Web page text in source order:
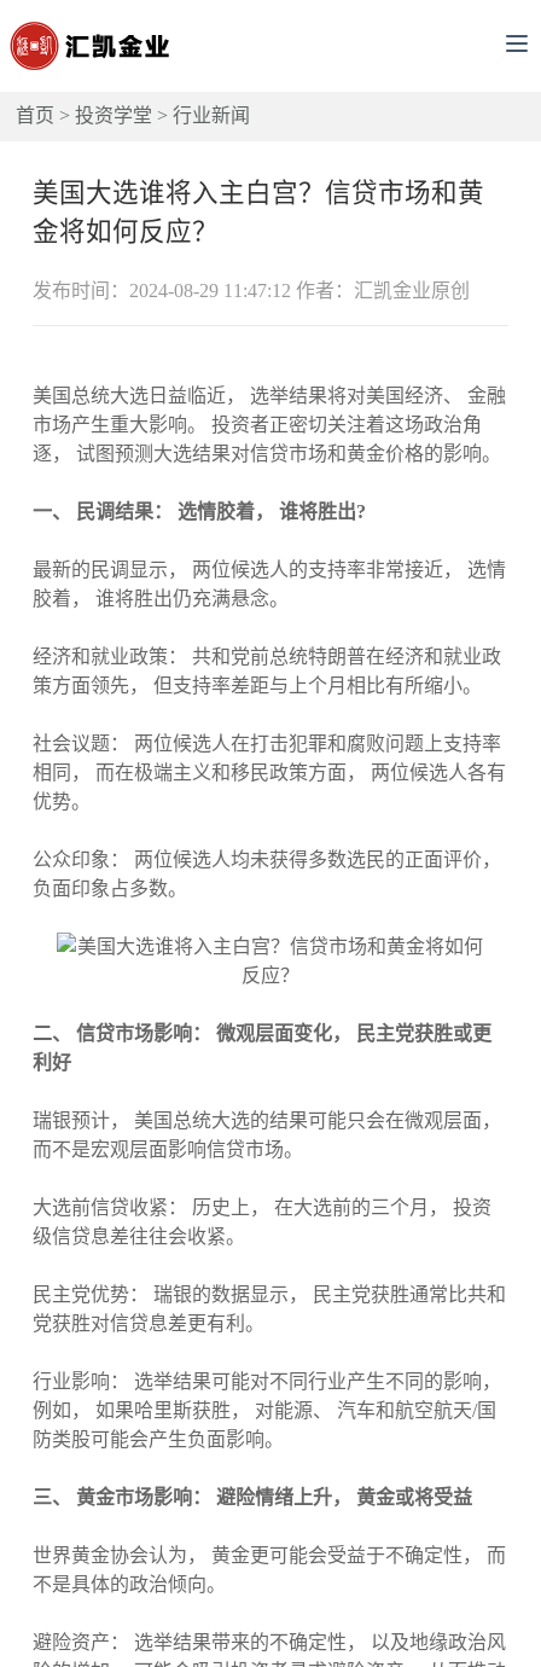
首页 >投资学堂 >行业新闻
美国大选谁将入主白宫？信贷市场和黄
金将如何反应？
发布时间：2024-08-29 11:47:12 作者：汇凯金业原创
美国总统大选日益临近， 选举结果将对美国经济、 金融
市场产生重大影响。 投资者正密切关注着这场政治角
逐， 试图预测大选结果对信贷市场和黄金价格的影响。
一、 民调结果： 选情胶着， 谁将胜出?
最新的民调显示， 两位候选人的支持率非常接近， 选情
胶着， 谁将胜出仍充满悬念。
经济和就业政策： 共和党前总统特朗普在经济和就业政
策方面领先， 但支持率差距与上个月相比有所缩小。
社会议题： 两位候选人在打击犯罪和腐败问题上支持率
相同， 而在极端主义和移民政策方面， 两位候选人各有
优势。
公众印象： 两位候选人均未获得多数选民的正面评价，
负面印象占多数。
二、 信贷市场影响： 微观层面变化， 民主党获胜或更
利好
瑞银预计， 美国总统大选的结果可能只会在微观层面，
而不是宏观层面影响信贷市场。
大选前信贷收紧： 历史上， 在大选前的三个月， 投资
级信贷息差往往会收紧。
民主党优势： 瑞银的数据显示， 民主党获胜通常比共和
党获胜对信贷息差更有利。
行业影响： 选举结果可能对不同行业产生不同的影响，
例如， 如果哈里斯获胜， 对能源、 汽车和航空航天/国
防类股可能会产生负面影响。
三、 黄金市场影响： 避险情绪上升， 黄金或将受益
世界黄金协会认为， 黄金更可能会受益于不确定性， 而
不是具体的政治倾向。
避险资产： 选举结果带来的不确定性， 以及地缘政治风